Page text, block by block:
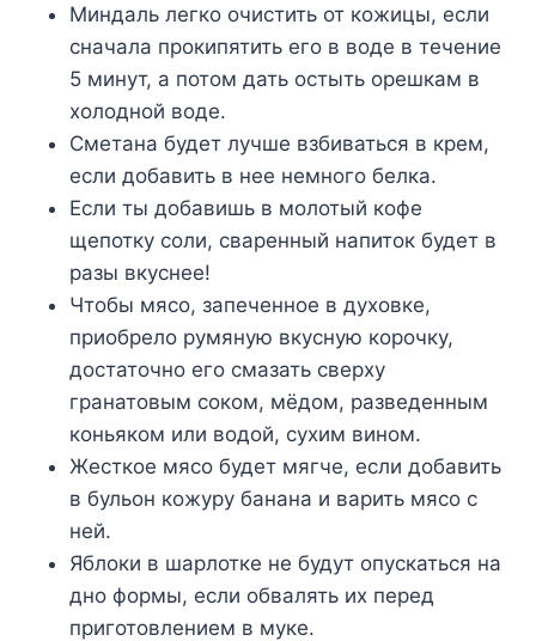
Миндаль легко очистить от кожицы, если
сначала прокипятить его в воде в течение
5 минут, а потом дать остыть орешкам в
холодной воде.
Сметана будет лучше взбиваться в крем,
если добавить в нее немного белка.
Если ты добавишь в молотый кофе
щепотку соли, сваренный напиток будет в
разы вкуснее!
Чтобы мясо, запеченное в духовке,
приобрело румяную вкусную корочку,
достаточно его смазать сверху
гранатовым соком, мёдом, разведенным
коньяком или водой, сухим вином.
Жесткое мясо будет мягче, если добавить
в бульон кожуру банана и варить мясо с
ней.
Яблоки в шарлотке не будут опускаться на
дно формы, если обвалять их перед
приготовлением в муке.